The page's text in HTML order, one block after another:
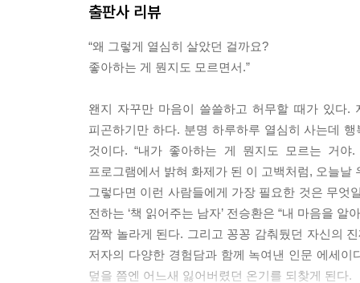
출판사 리뷰
“왜 그렇게 열심히 살았던 걸까요?
좋아하는 게 뭔지도 모르면서.”
왠지 자꾸만 마음이 쓸쓸하고 허무할 때가 있다
피곤하기만 하다. 분명 하루하루 열심히 사는데
것이다. “내가 좋아하는 게 뭔지도 모르는 거
프로그램에서 밝혀 화제가 된 이 고백처럼, 오늘
그렇다면 이런 사람들에게 가장 필요한 것은 무엇
전하는 ‘책 읽어주는 남자’ 전승환은 “내 마음을
깜짝 놀라게 된다. 그리고 꽁꽁 감춰뒀던 자신의
저자의 다양한 경험담과 함께 녹여낸 인문 에세
덮을 쯤엔 어느새 잃어버렸던 온기를 되찾게 된다.